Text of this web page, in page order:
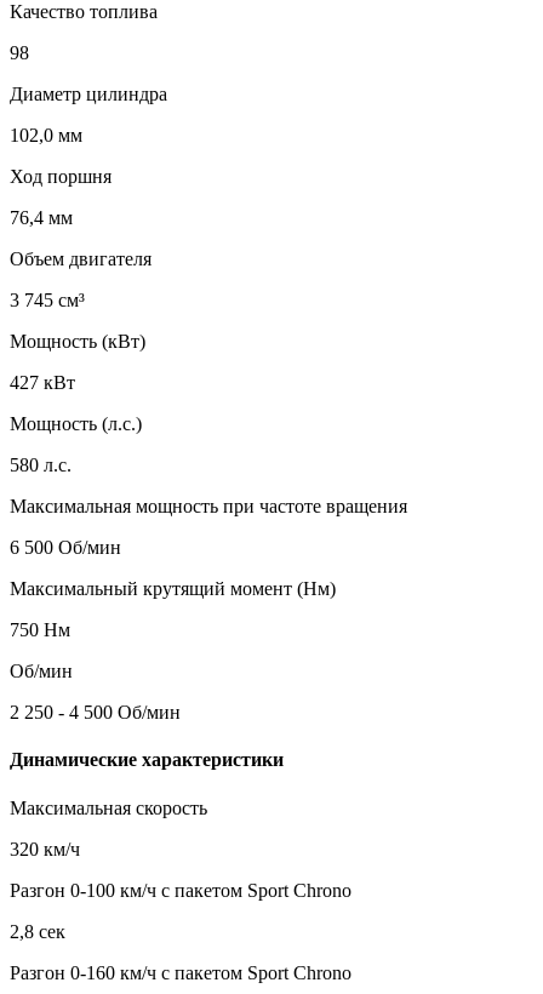
Качество топлива
98
Диаметр цилиндра
102,0 мм
Ход поршня
76,4 мм
Объем двигателя
3 745 см³
Мощность (кВт)
427 кВт
Мощность (л.с.)
580 л.с.
Максимальная мощность при частоте вращения
6 500 Об/мин
Максимальный крутящий момент (Нм)
750 Нм
Об/мин
2 250 - 4 500 Об/мин
Динамические характеристики
Максимальная скорость
320 км/ч
Разгон 0-100 км/ч с пакетом Sport Chrono
2,8 сек
Разгон 0-160 км/ч с пакетом Sport Chrono